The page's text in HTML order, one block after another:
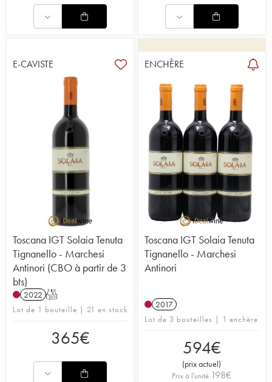
E-CAVISTE
Toscana IGT Solaia Tenuta
Tignanello - Marchesi
Antinori (CBO à partir de 3
bts)
2022 T
Lot de 1 bouteille | 21 en stock
365€
ENCHÈRE
Toscana IGT Solaia Tenuta
Tignanello - Marchesi
Antinori
2017
Lot de 3 bouteilles | 1 enchère
594€
(prix actuel)
Prix à l'unité 198€